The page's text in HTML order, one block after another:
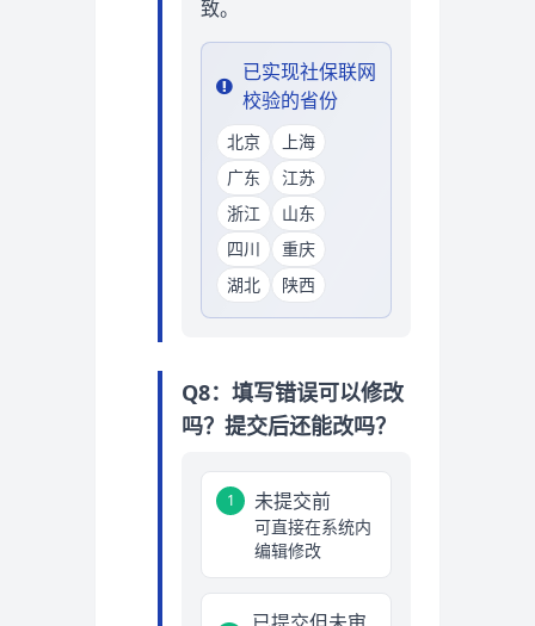
致。
已实现社保联网
校验的省份
北京
上海
广东
江苏
浙江
山东
四川
重庆
湖北
陕西
Q8：填写错误可以修改
吗？提交后还能改吗？
1 未提交前
可直接在系统内
编辑修改